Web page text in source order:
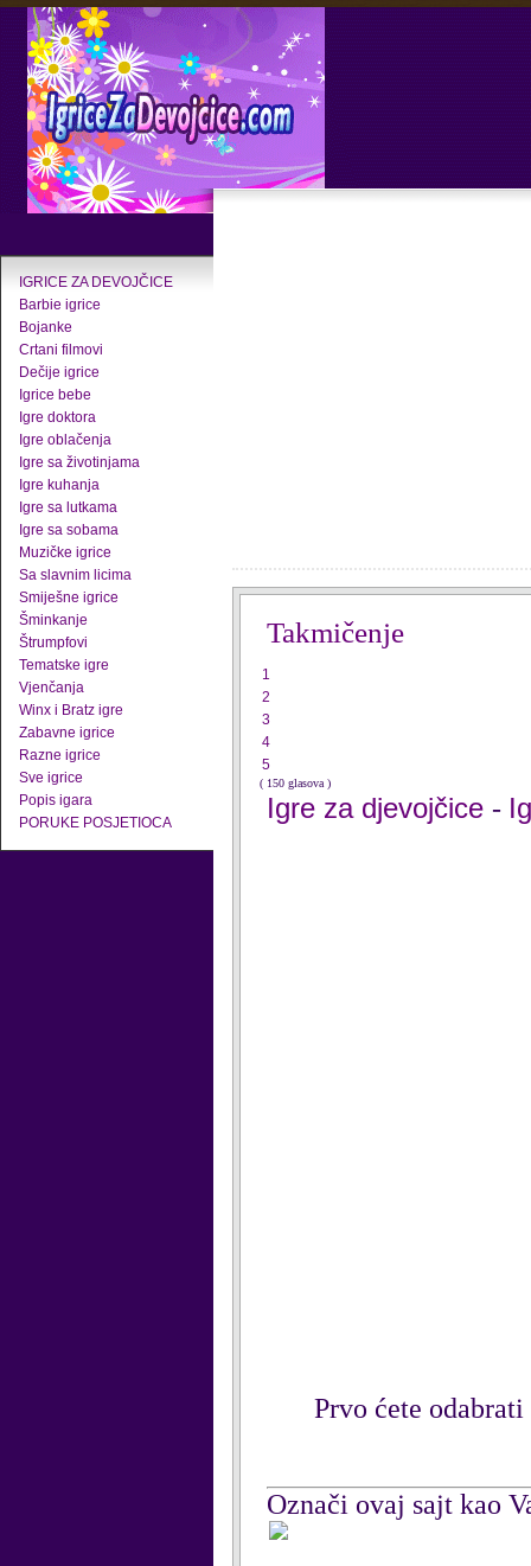
IGRICE ZA DEVOJČICE
Barbie igrice
Bojanke
Crtani filmovi
Dečije igrice
Igrice bebe
Igre doktora
Igre oblačenja
Igre sa životinjama
Igre kuhanja
Igre sa lutkama
Igre sa sobama
Muzičke igrice
Sa slavnim licima
Smiješne igrice
Šminkanje
Štrumpfovi
Tematske igre
Vjenčanja
Winx i Bratz igre
Zabavne igrice
Razne igrice
Sve igrice
Popis igara
PORUKE POSJETIOCA
Takmičenje
1
2
3
4
5
( 150 glasova )
Igre za djevojčice -
Prvo ćete
Označi ovaj sajt kao